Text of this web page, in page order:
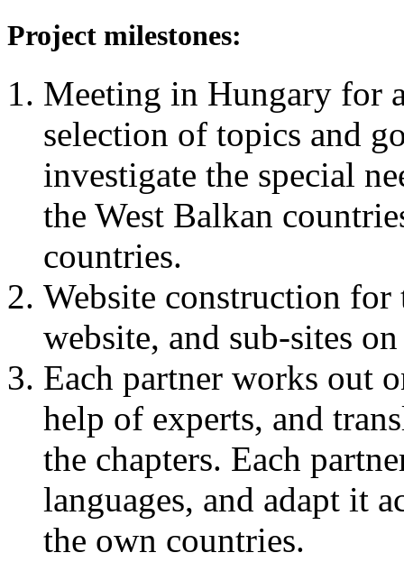
Project milestones:
Meeting in Hungary for
selection of topics and
investigate the special
the West Balkan
countries.
Website construction
website, and sub-sites
Each partner works out
help of experts, and
the chapters. Each
languages, and adapt it
the own countries.